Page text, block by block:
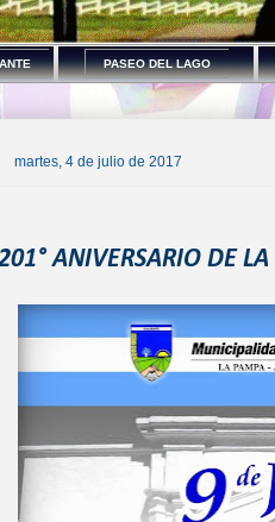
PASEO DEL LAGO
martes, 4 de julio de 2017
ANIVERSARIO DE